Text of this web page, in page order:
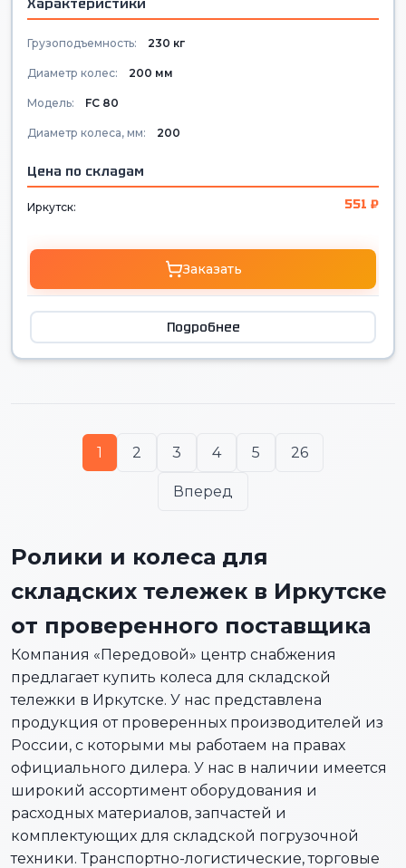
Характеристики
Грузоподъемность: 230 кг
Диаметр колес: 200 мм
Модель: FC 80
Диаметр колеса, мм: 200
Цена по складам
Иркутск: 551 ₽
Заказать
Подробнее
1 2 3 4 5 26
Вперед
Ролики и колеса для
складских тележек в Иркутске
от проверенного поставщика
Компания «Передовой» центр снабжения
предлагает купить колеса для складской
тележки в Иркутске. У нас представлена
продукция от проверенных производителей из
России, с которыми мы работаем на правах
официального дилера. У нас в наличии имеется
широкий ассортимент оборудования и
расходных материалов, запчастей и
комплектующих для складской погрузочной
техники. Транспортно-логистические, торговые